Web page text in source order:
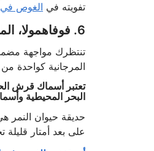
تفويته في الغوص في
6. فوفاهمولا، المالديف.
تنتظرك مواجهة
المرجانية كواحدة
تعتبر أسماك قرش
البحر المحيطية
حديقة حيوان
على بعد أمتار